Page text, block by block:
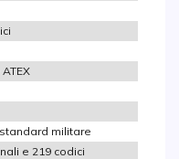
militare
e 219 codici